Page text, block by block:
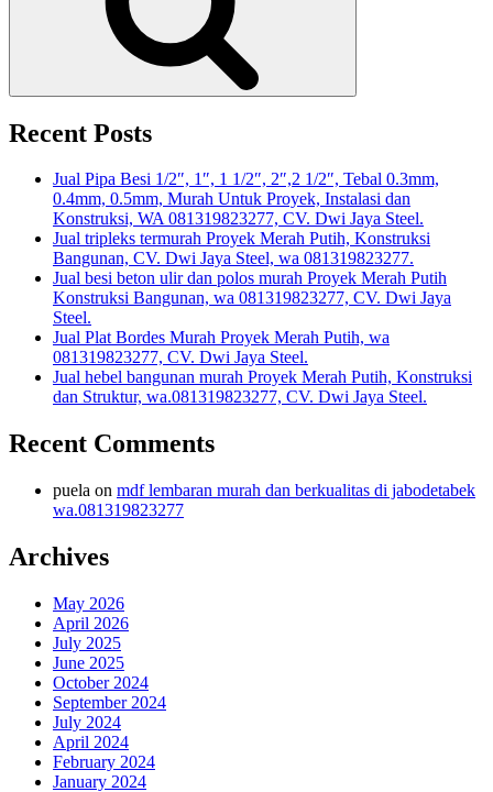
Recent Posts
Jual Pipa Besi 1/2″, 1″, 1 1/2″, 2″,2 1/2″, Tebal 0.3mm,
0.4mm, 0.5mm, Murah Untuk Proyek, Instalasi dan
Konstruksi, WA 081319823277, CV. Dwi Jaya Steel.
Jual tripleks termurah Proyek Merah Putih, Konstruksi
Bangunan, CV. Dwi Jaya Steel, wa 081319823277.
Jual besi beton ulir dan polos murah Proyek Merah Putih
Konstruksi Bangunan, wa 081319823277, CV. Dwi Jaya
Steel.
Jual Plat Bordes Murah Proyek Merah Putih, wa
081319823277, CV. Dwi Jaya Steel.
Jual hebel bangunan murah Proyek Merah Putih, Konstruksi
dan Struktur, wa.081319823277, CV. Dwi Jaya Steel.
Recent Comments
puela on mdf lembaran murah dan berkualitas di jabodetabek
wa.081319823277
Archives
May 2026
April 2026
July 2025
June 2025
October 2024
September 2024
July 2024
April 2024
February 2024
January 2024